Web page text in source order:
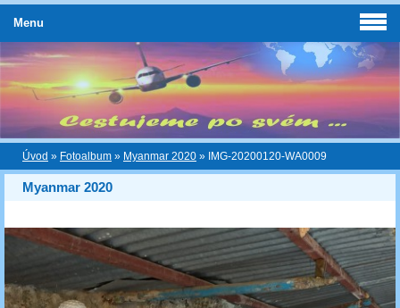
Úvod » Fotoalbum » Myanmar 2020 » IMG-20200120-WA0009
Myanmar 2020
Menu